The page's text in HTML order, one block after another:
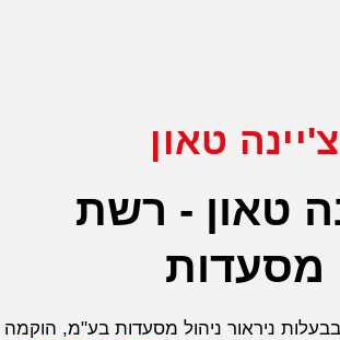
צ'יינה טאון
טאון - רשת
מסעדות
ניראור ניהול מסעדות בע"מ, הוקמה